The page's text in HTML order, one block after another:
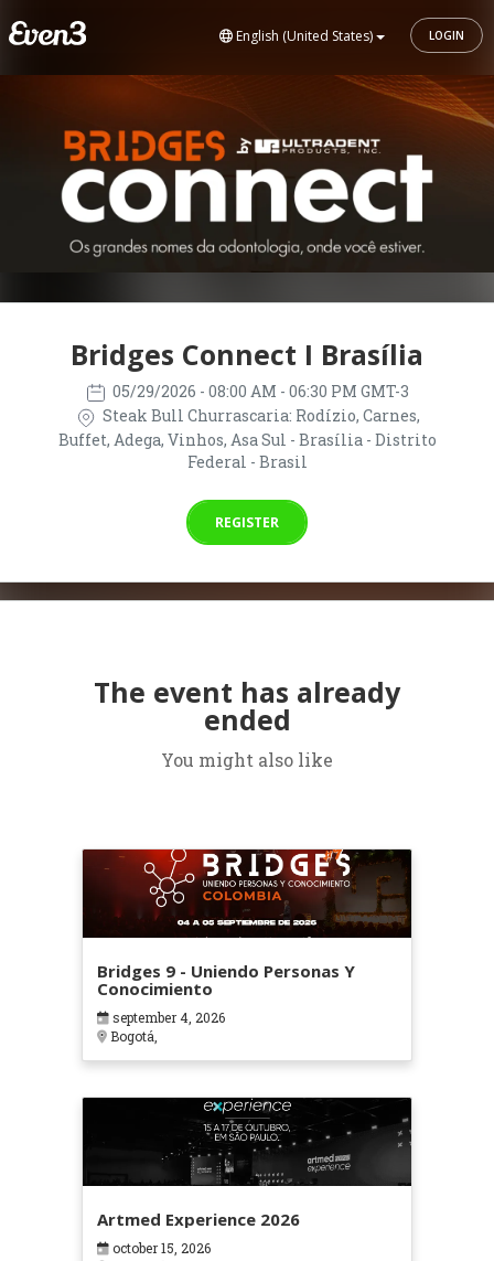
English (United States) LOGIN
Bridges Connect I Brasília
05/29/2026 - 08:00 AM - 06:30 PM GMT-3
Steak Bull Churrascaria: Rodízio, Carnes,
Buffet, Adega, Vinhos, Asa Sul - Brasília - Distrito
Federal - Brasil
REGISTER
The event has already
ended
You might also like
Bridges 9 - Uniendo Personas Y
Conocimiento
september 4, 2026
Bogotá,
Artmed Experience 2026
october 15, 2026